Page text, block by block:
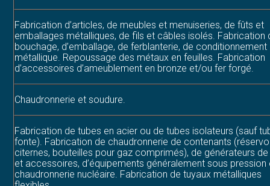
Fabrication d’articles, de meubles et menuiseries, de fûts et
emballages métalliques, de fils et câbles isolés. Fabrication
bouchage, d’emballage, de ferblanterie, de conditionnement
métallique. Repoussage des métaux en feuilles. Fabrication
d’accessoires d’ameublement en bronze et/ou fer forgé.
Chaudronnerie et soudure.
Fabrication de tubes en acier ou de tubes isolateurs (sauf
fonte). Fabrication de chaudronnerie de contenants
citernes, bouteilles pour gaz comprimés), de générateurs
et accessoires, d’équipements généralement sous pression
chaudronnerie nucléaire. Fabrication de tuyaux métalliques